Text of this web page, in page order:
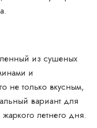
из сушеных
и
не только вкусным,
вариант для
летнего дня.